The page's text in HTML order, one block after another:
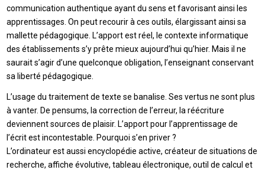
communication authentique ayant du sens et favorisant ainsi les
apprentissages. On peut recourir à ces outils, élargissant ainsi sa
mallette pédagogique. L’apport est réel, le contexte informatique
des établissements s’y prête mieux aujourd’hui qu’hier. Mais il ne
saurait s’agir d’une quelconque obligation, l’enseignant conservant
sa liberté pédagogique.
L’usage du traitement de texte se banalise. Ses vertus ne sont plus
à vanter. De pensums, la correction de l’erreur, la réécriture
deviennent sources de plaisir. L’apport pour l’apprentissage de
l’écrit est incontestable. Pourquoi s’en priver ?
L’ordinateur est aussi encyclopédie active, créateur de situations de
recherche, affiche évolutive, tableau électronique, outil de calcul et